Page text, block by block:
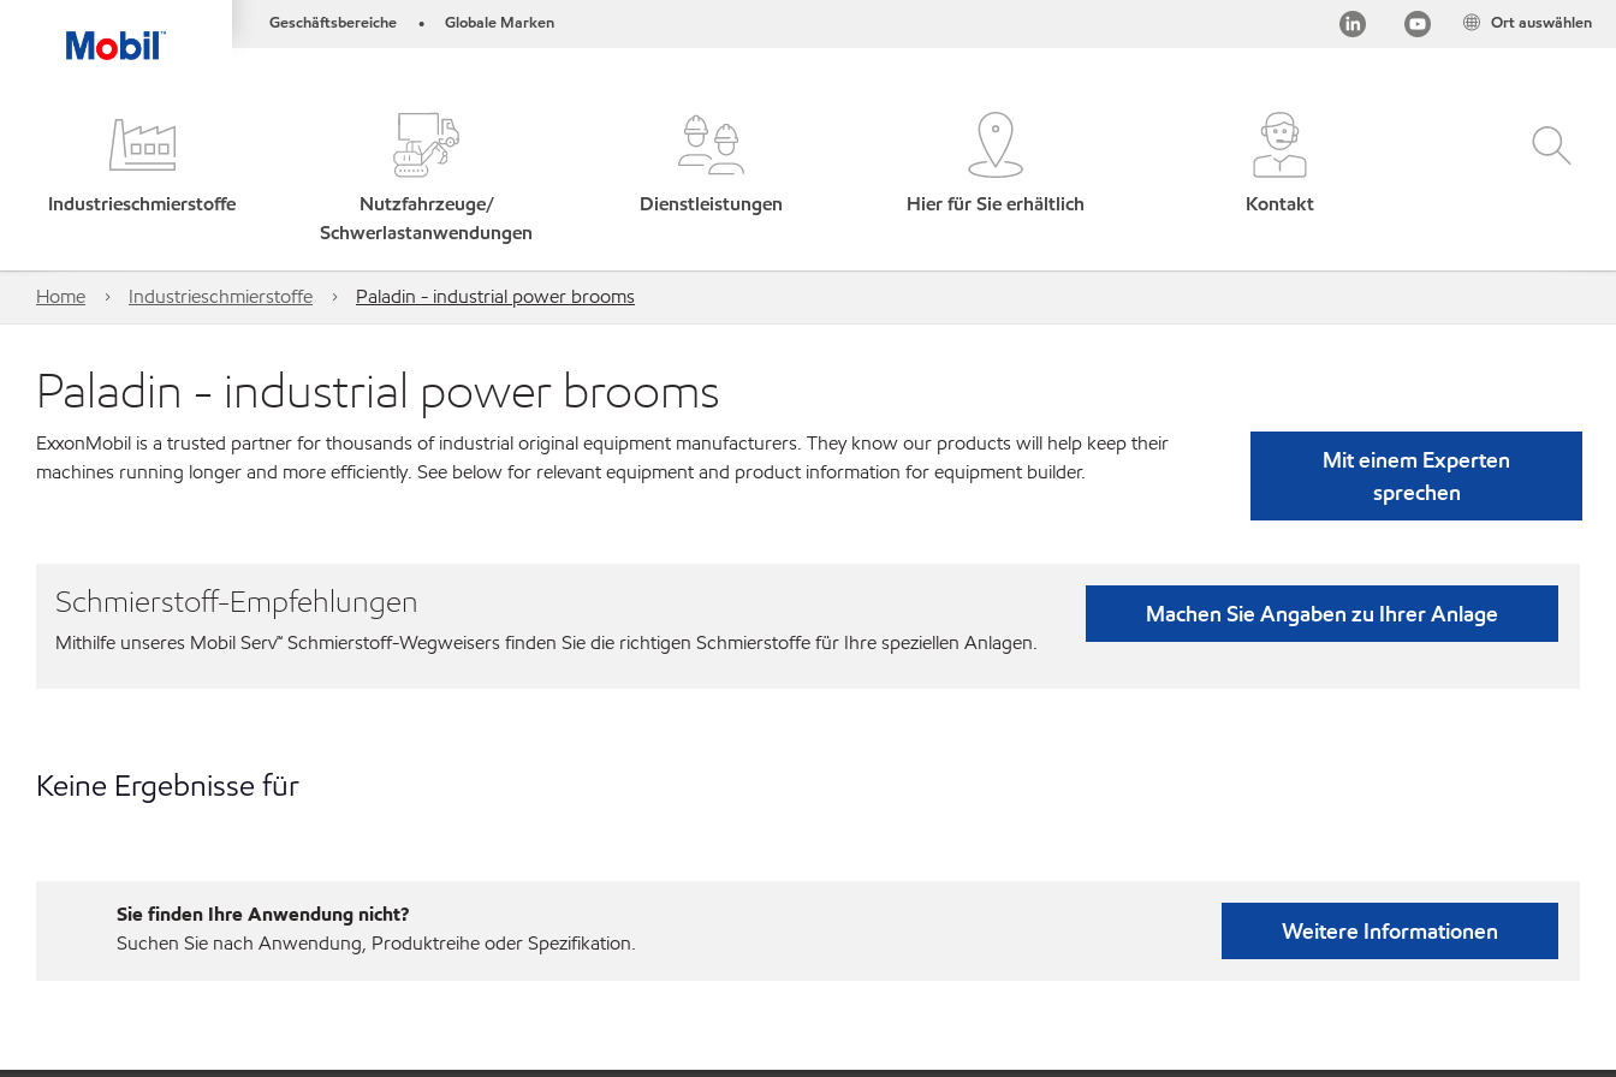
Geschäftsbereiche • Globale Marken Ort auswählen
Industrieschmierstoffe
Nutzfahrzeuge/
Schwerlastanwendungen
Dienstleistungen Hier für Sie erhältlich Kontakt
Home Industrieschmierstoffe Paladin - industrial power brooms
Paladin - industrial power brooms
ExxonMobil is a trusted partner for thousands of industrial original equipment manufacturers. They know our products will help keep their
machines running longer and more efficiently. See below for relevant equipment and product information for equipment builder.
Mit einem Experten
sprechen
Schmierstoff-Empfehlungen
Mithilfe unseres Mobil Serv℠ Schmierstoff-Wegweisers finden Sie die richtigen Schmierstoffe für Ihre speziellen Anlagen.
Machen Sie Angaben zu Ihrer Anlage
Keine Ergebnisse für
Sie finden Ihre Anwendung nicht?
Suchen Sie nach Anwendung, Produktreihe oder Spezifikation.
Weitere Informationen